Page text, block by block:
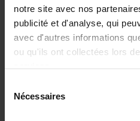
notre site avec nos
publicité et d'analyse, qui
avec d'autres informations
ou qu'ils ont collectées lors
Nécessaires
€29,